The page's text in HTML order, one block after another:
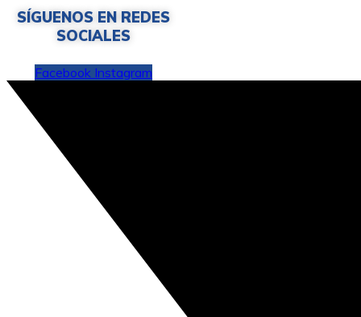
SÍGUENOS EN REDES
SOCIALES
Facebook Instagram